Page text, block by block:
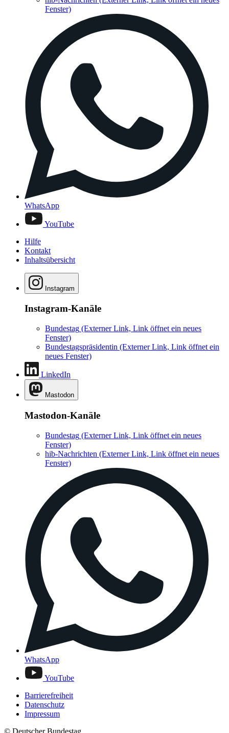
Fenster)
WhatsApp
YouTube
Hilfe
Kontakt
Inhaltsübersicht
Instagram
Instagram-Kanäle
Bundestag (Externer Link, Link öffnet ein neues
Fenster)
Bundestagspräsidentin (Externer Link, Link öffnet ein
neues Fenster)
LinkedIn
Mastodon
Mastodon-Kanäle
Bundestag (Externer Link, Link öffnet ein neues
Fenster)
hib-Nachrichten (Externer Link, Link öffnet ein neues
Fenster)
WhatsApp
YouTube
Barrierefreiheit
Datenschutz
Impressum
© Deutscher Bundestag